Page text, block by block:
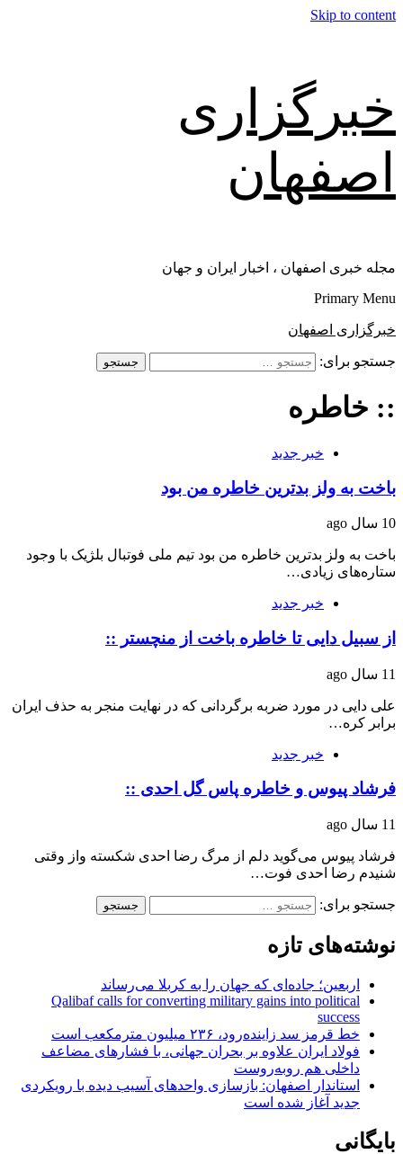
Skip to content
خبرگزاری
اصفهان
مجله خبری اصفهان ، اخبار ایران و جهان
Primary Menu
خبرگزاری اصفهان
جستجو برای:
:: خاطره
خبر جدید
باخت به ولز بدترین خاطره من بود
10 سال ago
باخت به ولز بدترین خاطره من بود تیم ملی فوتبال بلژیک با وجود
ستاره‌های زیادی…
خبر جدید
از سبیل دایی تا خاطره باخت از منچستر ::
11 سال ago
علی دایی در مورد ضربه برگردانی که در نهایت منجر به حذف ایران
برابر کره…
خبر جدید
فرشاد پیوس و خاطره پاس گل احدی ::
11 سال ago
فرشاد پیوس می‌گوید دلم از مرگ رضا احدی شکسته واز وقتی
شنیدم رضا احدی فوت…
جستجو برای:
نوشته‌های تازه
اربعین؛ جاده‌ای که جهان را به کربلا می‌رساند
Qalibaf calls for converting military gains into political
success
خط قرمز سد زاینده‌رود، ۲۳۶ میلیون مترمکعب است
فولاد ایران علاوه بر بحران جهانی، با فشارهای مضاعف
داخلی هم روبه‌روست
استاندار اصفهان: بازسازی واحدهای آسیب دیده با رویکردی
جدید آغاز شده است
بایگانی